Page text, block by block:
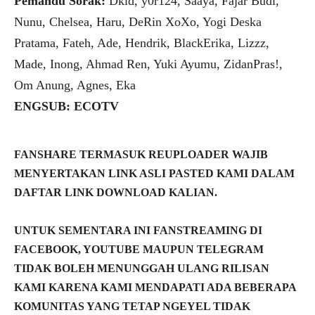
Nunu, Chelsea, Haru, DeRin XoXo, Yogi Deska
Pratama, Fateh, Ade, Hendrik, BlackErika, Lizzz,
Made, Inong, Ahmad Ren, Yuki Ayumu, ZidanPras!,
Om Anung, Agnes, Eka
ENGSUB: ECOTV
FANSHARE TERMASUK REUPLOADER WAJIB
MENYERTAKAN LINK ASLI PASTED KAMI DALAM
DAFTAR LINK DOWNLOAD KALIAN.
UNTUK SEMENTARA INI FANSTREAMING DI
FACEBOOK, YOUTUBE MAUPUN TELEGRAM
TIDAK BOLEH MENUNGGAH ULANG RILISAN
KAMI KARENA KAMI MENDAPATI ADA BEBERAPA
KOMUNITAS YANG TETAP NGEYEL TIDAK